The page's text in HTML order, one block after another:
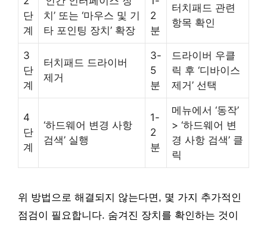
단
계
치’ 또는 ‘마우스 및 기
타 포인팅 장치’ 확장
2
분
터치패드 관련
항목 확인
3
단
계
터치패드 드라이버
제거
3-
5
분
드라이버 우클
릭 후 ‘디바이스
제거’ 선택
4
단
계
‘하드웨어 변경 사항
검색’ 실행
1-
2
분
메뉴에서 ‘동작’
> ‘하드웨어 변
경 사항 검색’ 클
릭
위 방법으로 해결되지 않는다면, 몇 가지 추가적인
점검이 필요합니다. 숨겨진 장치를 확인하는 것이